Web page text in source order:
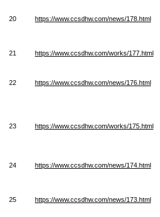
20 https://www.ccsdhw.com/news/178.html
21 https://www.ccsdhw.com/works/177.html
22 https://www.ccsdhw.com/news/176.html
23 https://www.ccsdhw.com/works/175.html
24 https://www.ccsdhw.com/news/174.html
25 https://www.ccsdhw.com/news/173.html